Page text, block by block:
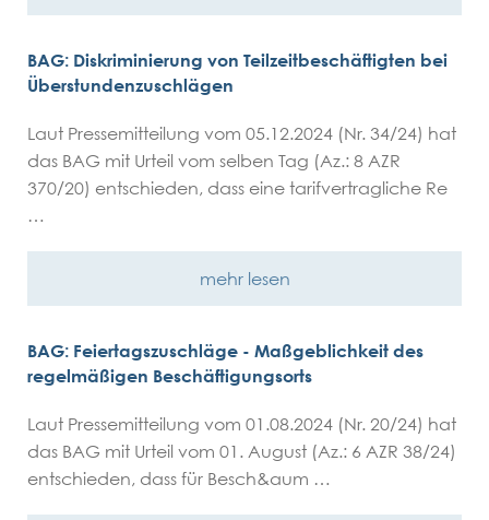
BAG: Diskriminierung von Teilzeitbeschäftigten bei
Überstundenzuschlägen
Laut Pressemitteilung vom 05.12.2024 (Nr. 34/24) hat
das BAG mit Urteil vom selben Tag (Az.: 8 AZR
370/20) entschieden, dass eine tarifvertragliche Re
…
mehr lesen
BAG: Feiertagszuschläge - Maßgeblichkeit des
regelmäßigen Beschäftigungsorts
Laut Pressemitteilung vom 01.08.2024 (Nr. 20/24) hat
das BAG mit Urteil vom 01. August (Az.: 6 AZR 38/24)
entschieden, dass für Besch&aum …